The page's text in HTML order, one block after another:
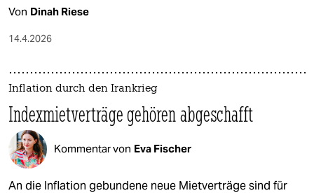
Von Dinah Riese
14.4.2026
Inflation durch den Irankrieg
Indexmietverträge gehören abgeschafft
Kommentar von Eva Fischer
An die Inflation gebundene neue Mietverträge sind für